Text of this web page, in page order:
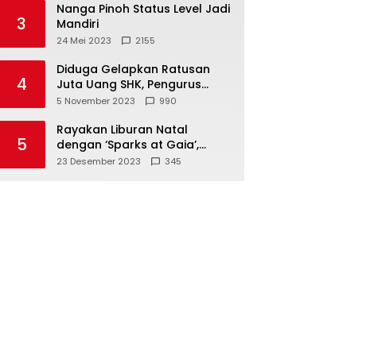
3
Nanga Pinoh Status Level Jadi
Mandiri
24 Mei 2023 2155
4
Diduga Gelapkan Ratusan
Juta Uang SHK, Pengurus
Koperasi SUB Dilaporkan ke
5 November 2023 990
5
Rayakan Liburan Natal
dengan ‘Sparks at Gaia’,
Sajikan Tempat Foto Estetik
23 Desember 2023 345